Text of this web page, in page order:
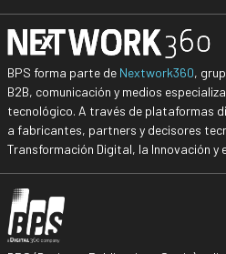
BPS forma parte de Nextwork360,
B2B, comunicación y medios
tecnológico. A través de plataformas
a fabricantes, partners y decisores
Transformación Digital, la Innovación y